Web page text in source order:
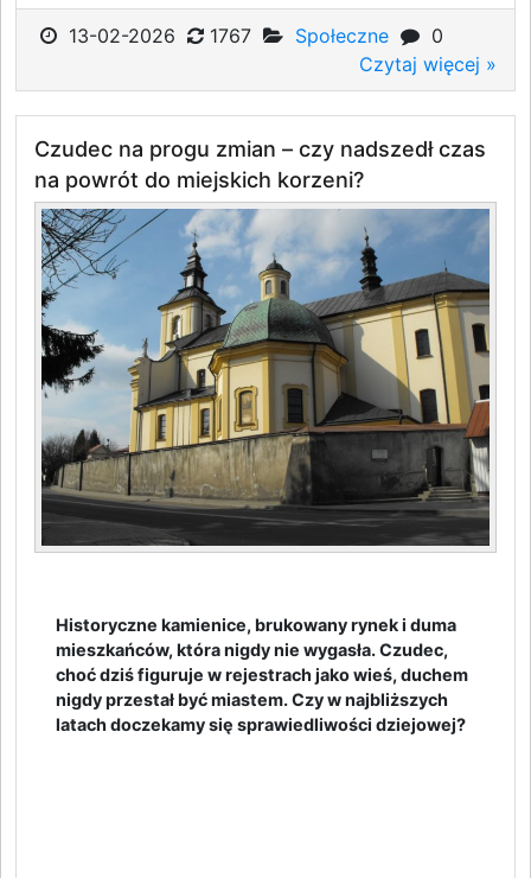
13-02-2026 1767 Społeczne
0
Czytaj więcej »
Czudec na progu zmian – czy nadszedł czas
na powrót do miejskich korzeni?
Historyczne kamienice, brukowany rynek i duma
mieszkańców, która nigdy nie wygasła. Czudec,
choć dziś figuruje w rejestrach jako wieś, duchem
nigdy przestał być miastem. Czy w najbliższych
latach doczekamy się sprawiedliwości dziejowej?